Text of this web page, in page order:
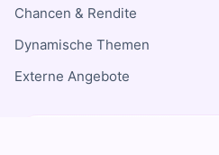
Chancen & Rendite
Dynamische Themen
Externe Angebote